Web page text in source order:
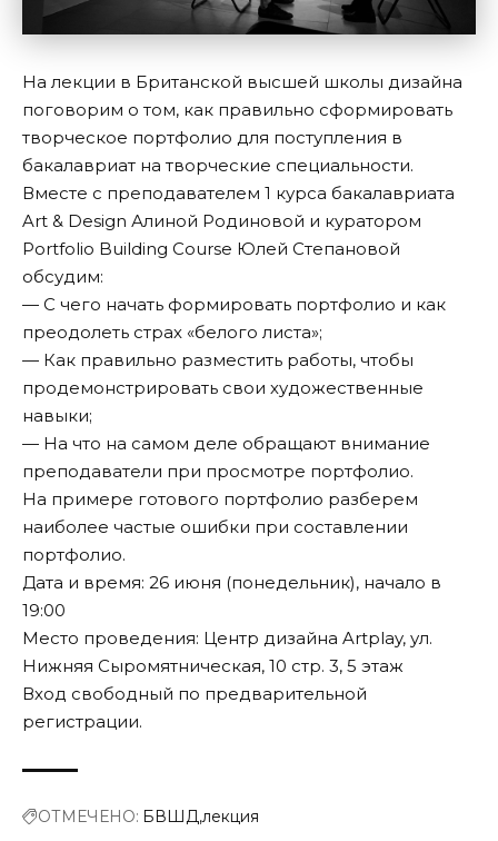
На лекции в Британской высшей школы дизайна
поговорим о том, как правильно сформировать
творческое портфолио для поступления в
бакалавриат на творческие специальности.
Вместе с преподавателем 1 курса бакалавриата
Art & Design Алиной Родиновой и куратором
Portfolio Building Course Юлей Степановой
обсудим:
— С чего начать формировать портфолио и как
преодолеть страх «белого листа»;
— Как правильно размеcтить работы, чтобы
продемонстрировать свои художественные
навыки;
— На что на самом деле обращают внимание
преподаватели при просмотре портфолио.
На примере готового портфолио разберем
наиболее частые ошибки при составлении
портфолио.
Дата и время: 26 июня (понедельник), начало в
19:00
Место проведения: Центр дизайна Artplay, ул.
Нижняя Сыромятническая, 10 стр. 3, 5 этаж
Вход свободный по предварительной
регистрации.
ОТМЕЧЕНО: БВШДлекция